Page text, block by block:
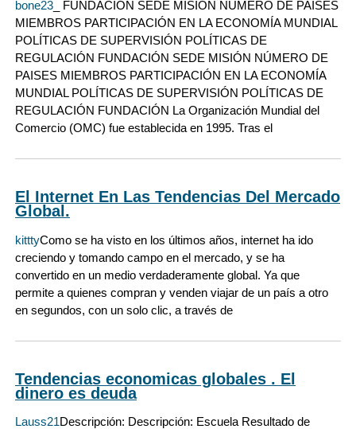
bone23 _ FUNDACIÓN SEDE MISIÓN NÚMERO DE PAISES
MIEMBROS PARTICIPACIÓN EN LA ECONOMÍA MUNDIAL
POLÍTICAS DE SUPERVISIÓN POLÍTICAS DE
REGULACIÓN FUNDACIÓN SEDE MISIÓN NÚMERO DE
PAISES MIEMBROS PARTICIPACIÓN EN LA ECONOMÍA
MUNDIAL POLÍTICAS DE SUPERVISIÓN POLÍTICAS DE
REGULACIÓN FUNDACIÓN La Organización Mundial del
Comercio (OMC) fue establecida en 1995. Tras el
El Internet En Las Tendencias Del Mercado
Global.
kitttyComo se ha visto en los últimos años, internet ha ido
creciendo y tomando campo en el mercado, y se ha
convertido en un medio verdaderamente global. Ya que
permite a quienes compran y venden viajar de un país a otro
en segundos, con un solo clic, a través de
Tendencias economicas globales . El
dinero es deuda
Lauss21Descripción: Descripción: Escuela Resultado de